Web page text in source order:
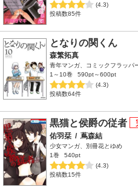
(4.3)
投稿数85件
となりの関くん
森繁拓真
青年マンガ、コミックフラッ
1～10巻
590pt～600pt
(4.3)
投稿数64件
黒猫と侯爵の従者
佑羽栞 / 蔦森結
少女マンガ、別冊花とゆめ
1巻
540pt
(4.3)
投稿数15件